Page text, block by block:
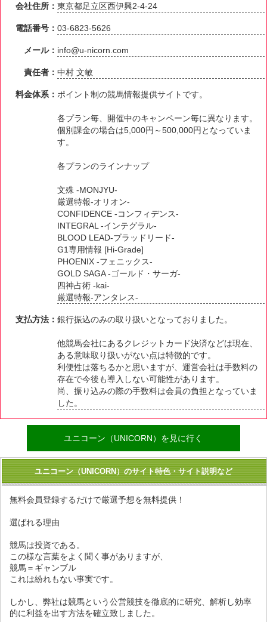
会社住所：東京都足立区西伊興2-4-24
電話番号：03-6823-5626
メール： info@u-nicorn.com
責任者：中村 文敏
料金体系： ポイント制の競馬情報提供サイトです。
各プラン毎、開催中のキャンペーン毎に異なります。
個別課金の場合は5,000円～500,000円となっていま
す。
各プランのラインナップ
文殊 -MONJYU-
厳選特報-オリオン-
CONFIDENCE -コンフィデンス-
INTEGRAL -インテグラル-
BLOOD LEAD-ブラッドリード-
G1専用情報 [Hi-Grade]
PHOENIX -フェニックス-
GOLD SAGA -ゴールド・サーガ-
四神占術 -kai-
厳選特報-アンタレス-
支払方法：銀行振込のみの取り扱いとなっておりました。
他競馬会社にあるクレジットカード決済などは現在、
ある意味取り扱いがない点は特徴的です。
利便性は落ちるかと思いますが、運営会社は手数料の
存在で今後も導入しない可能性があります。
尚、振り込みの際の手数料は会員の負担となっていま
した。
ユニコーン（UNICORN）を見に行く
ユニコーン（UNICORN）のサイト特色・サイト説明など
無料会員登録するだけで厳選予想を無料提供！
選ばれる理由
競馬は投資である。
この様な言葉をよく聞く事がありますが、
競馬＝ギャンブル
これは紛れもない事実です。
しかし、弊社は競馬という公営競技を徹底的に研究、解析し効率
的に利益を出す方法を確立致しました。